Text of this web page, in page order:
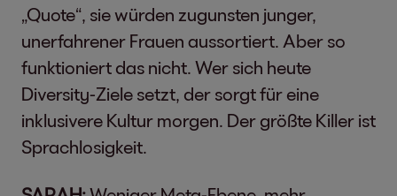
„Quote“, sie würden zugunsten junger,
unerfahrener Frauen aussortiert. Aber so
funktioniert das nicht. Wer sich heute
Diversity-Ziele setzt, der sorgt für eine
inklusivere Kultur morgen. Der größte Killer ist
Sprachlosigkeit.